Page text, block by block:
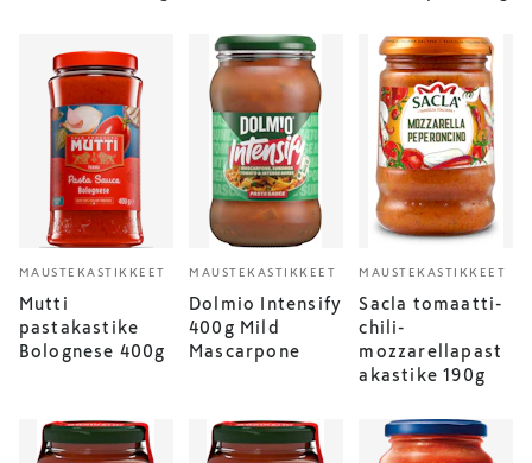
MAUSTEKASTIKKEET
Mutti
pastakastike
Bolognese 400g
MAUSTEKASTIKKEET
Dolmio Intensify
400g Mild
Mascarpone
MAUSTEKASTIKKEET
Sacla tomaatti-
chili-
mozzarellapast
akastike 190g